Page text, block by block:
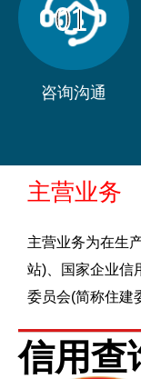
01
咨询沟通
主营业务
主营业务为在生
站)、国家企业信
委员会(简称住建
信用查